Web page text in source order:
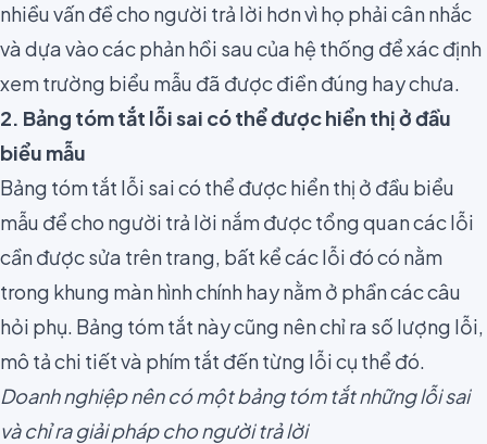
nhiều vấn đề cho người trả lời hơn vì họ phải cân nhắc
và dựa vào các phản hồi sau của hệ thống để xác định
xem trường biểu mẫu đã được điền đúng hay chưa.
2. Bảng tóm tắt lỗi sai có thể được hiển thị ở đầu
biểu mẫu
Bảng tóm tắt lỗi sai có thể được hiển thị ở đầu biểu
mẫu để cho người trả lời nắm được tổng quan các lỗi
cần được sửa trên trang, bất kể các lỗi đó có nằm
trong khung màn hình chính hay nằm ở phần các câu
hỏi phụ. Bảng tóm tắt này cũng nên chỉ ra số lượng lỗi,
mô tả chi tiết và phím tắt đến từng lỗi cụ thể đó.
Doanh nghiệp nên có một bảng tóm tắt những lỗi sai
và chỉ ra giải pháp cho người trả lời